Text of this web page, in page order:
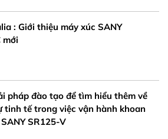
: Giới thiệu máy xúc SANY
mới
pháp đào tạo để tìm hiểu thêm về
tinh tế trong việc vận hành khoan
SR125-V